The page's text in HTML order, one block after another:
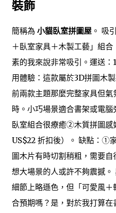
裝飾
簡稱為 小貓臥室拼圖屋 。 吸
＋臥室家具＋木製工藝」組
素的我來說非常吸引。運送：
用體驗：這款屬於3D拼圖木
前兩款主題那麼完整家具但
時。小巧場景適合書架或電
臥室組合很療癒②木質拼圖
US$22 折扣後）。 缺點：①
圖木片有時切割稍粗，需要
想大場景的人或許不夠震撼
細節上略遜色，但「可愛風
合預期嗎？是，對於我打算在